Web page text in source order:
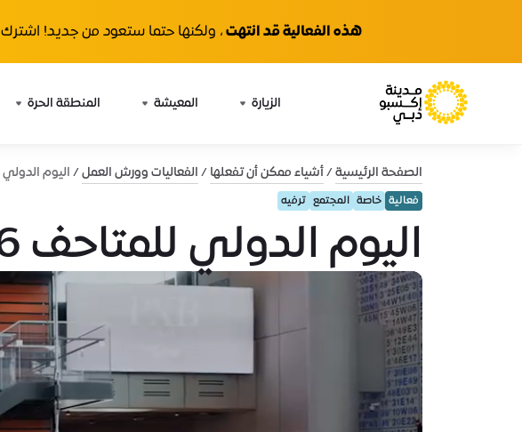
هذه الفعالية قد انتهت ، ولكنها حتما ستعود من جديد! اشترك
الزيارة المعيشة المنطقة الحرة
الصفحة الرئيسية أشياء ممكن أن تفعلها الفعاليات وورش العمل اليوم الدولي
فعالية خاصة المجتمع ترفيه
اليوم الدولي للمتاحف 2026